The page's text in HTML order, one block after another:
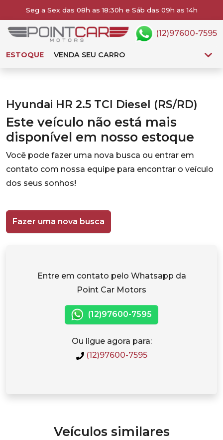
Seg a Sex das 08h as 18:30h e Sáb das 09h as 14h
ESTOQUE VENDA SEU CARRO
(12)97600-7595
Hyundai HR 2.5 TCI Diesel (RS/RD)
Este veículo não está mais
disponível em nosso estoque
Você pode fazer uma nova busca ou entrar em
contato com nossa equipe para encontrar o veículo
dos seus sonhos!
Fazer uma nova busca
Entre em contato pelo Whatsapp da
Point Car Motors
(12)97600-7595
Ou ligue agora para:
(12)97600-7595
Veículos similares